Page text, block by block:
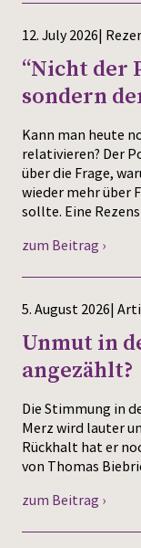
12. July 2026|
“Nicht der
sondern
Kann man heute
relativieren? Der
über die Frage,
wieder mehr über
sollte. Eine
zum Beitrag ›
5. August 2026|
Unmut in
angezählt?
Die Stimmung in
Merz wird lauter
Rückhalt hat er
von Thomas
zum Beitrag ›